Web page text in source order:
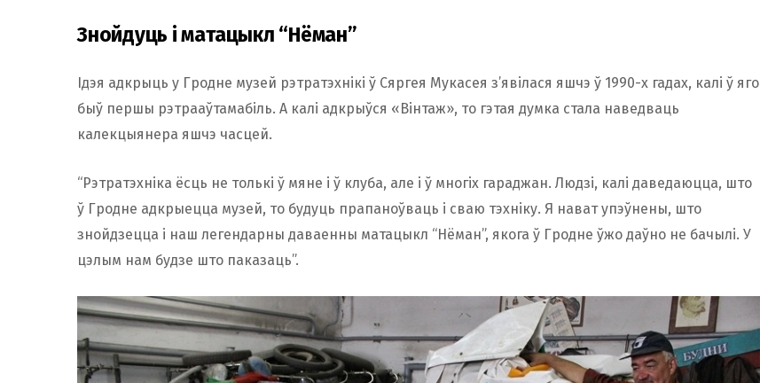
Знойдуць і матацыкл “Нёман”
Ідэя адкрыць у Гродне музей рэтратэхнікі ў Сяргея Мукасея з’явілася яшчэ ў 1990-х гадах, калі ў яго
быў першы рэтрааўтамабіль. А калі адкрыўся «Вінтаж», то гэтая думка стала наведваць
калекцыянера яшчэ часцей.
“Рэтратэхніка ёсць не толькі ў мяне і ў клуба, але і ў многіх гараджан. Людзі, калі даведаюцца, што
ў Гродне адкрыецца музей, то будуць прапаноўваць і сваю тэхніку. Я нават упэўнены, што
знойдзецца і наш легендарны даваенны матацыкл “Нёман”, якога ў Гродне ўжо даўно не бачылі. У
цэлым нам будзе што паказаць”.